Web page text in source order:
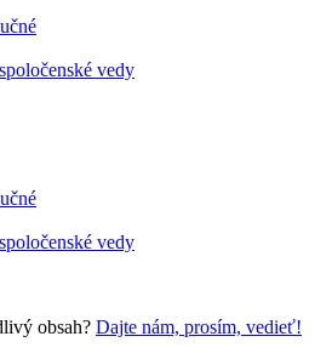
vedy
vedy
obsah? Dajte nám, prosím, vedieť!